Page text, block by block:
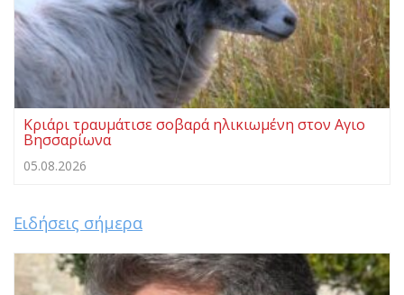
Κριάρι τραυμάτισε σοβαρά ηλικιωμένη στον Αγιο
Βησσαρίωνα
05.08.2026
Ειδήσεις σήμερα